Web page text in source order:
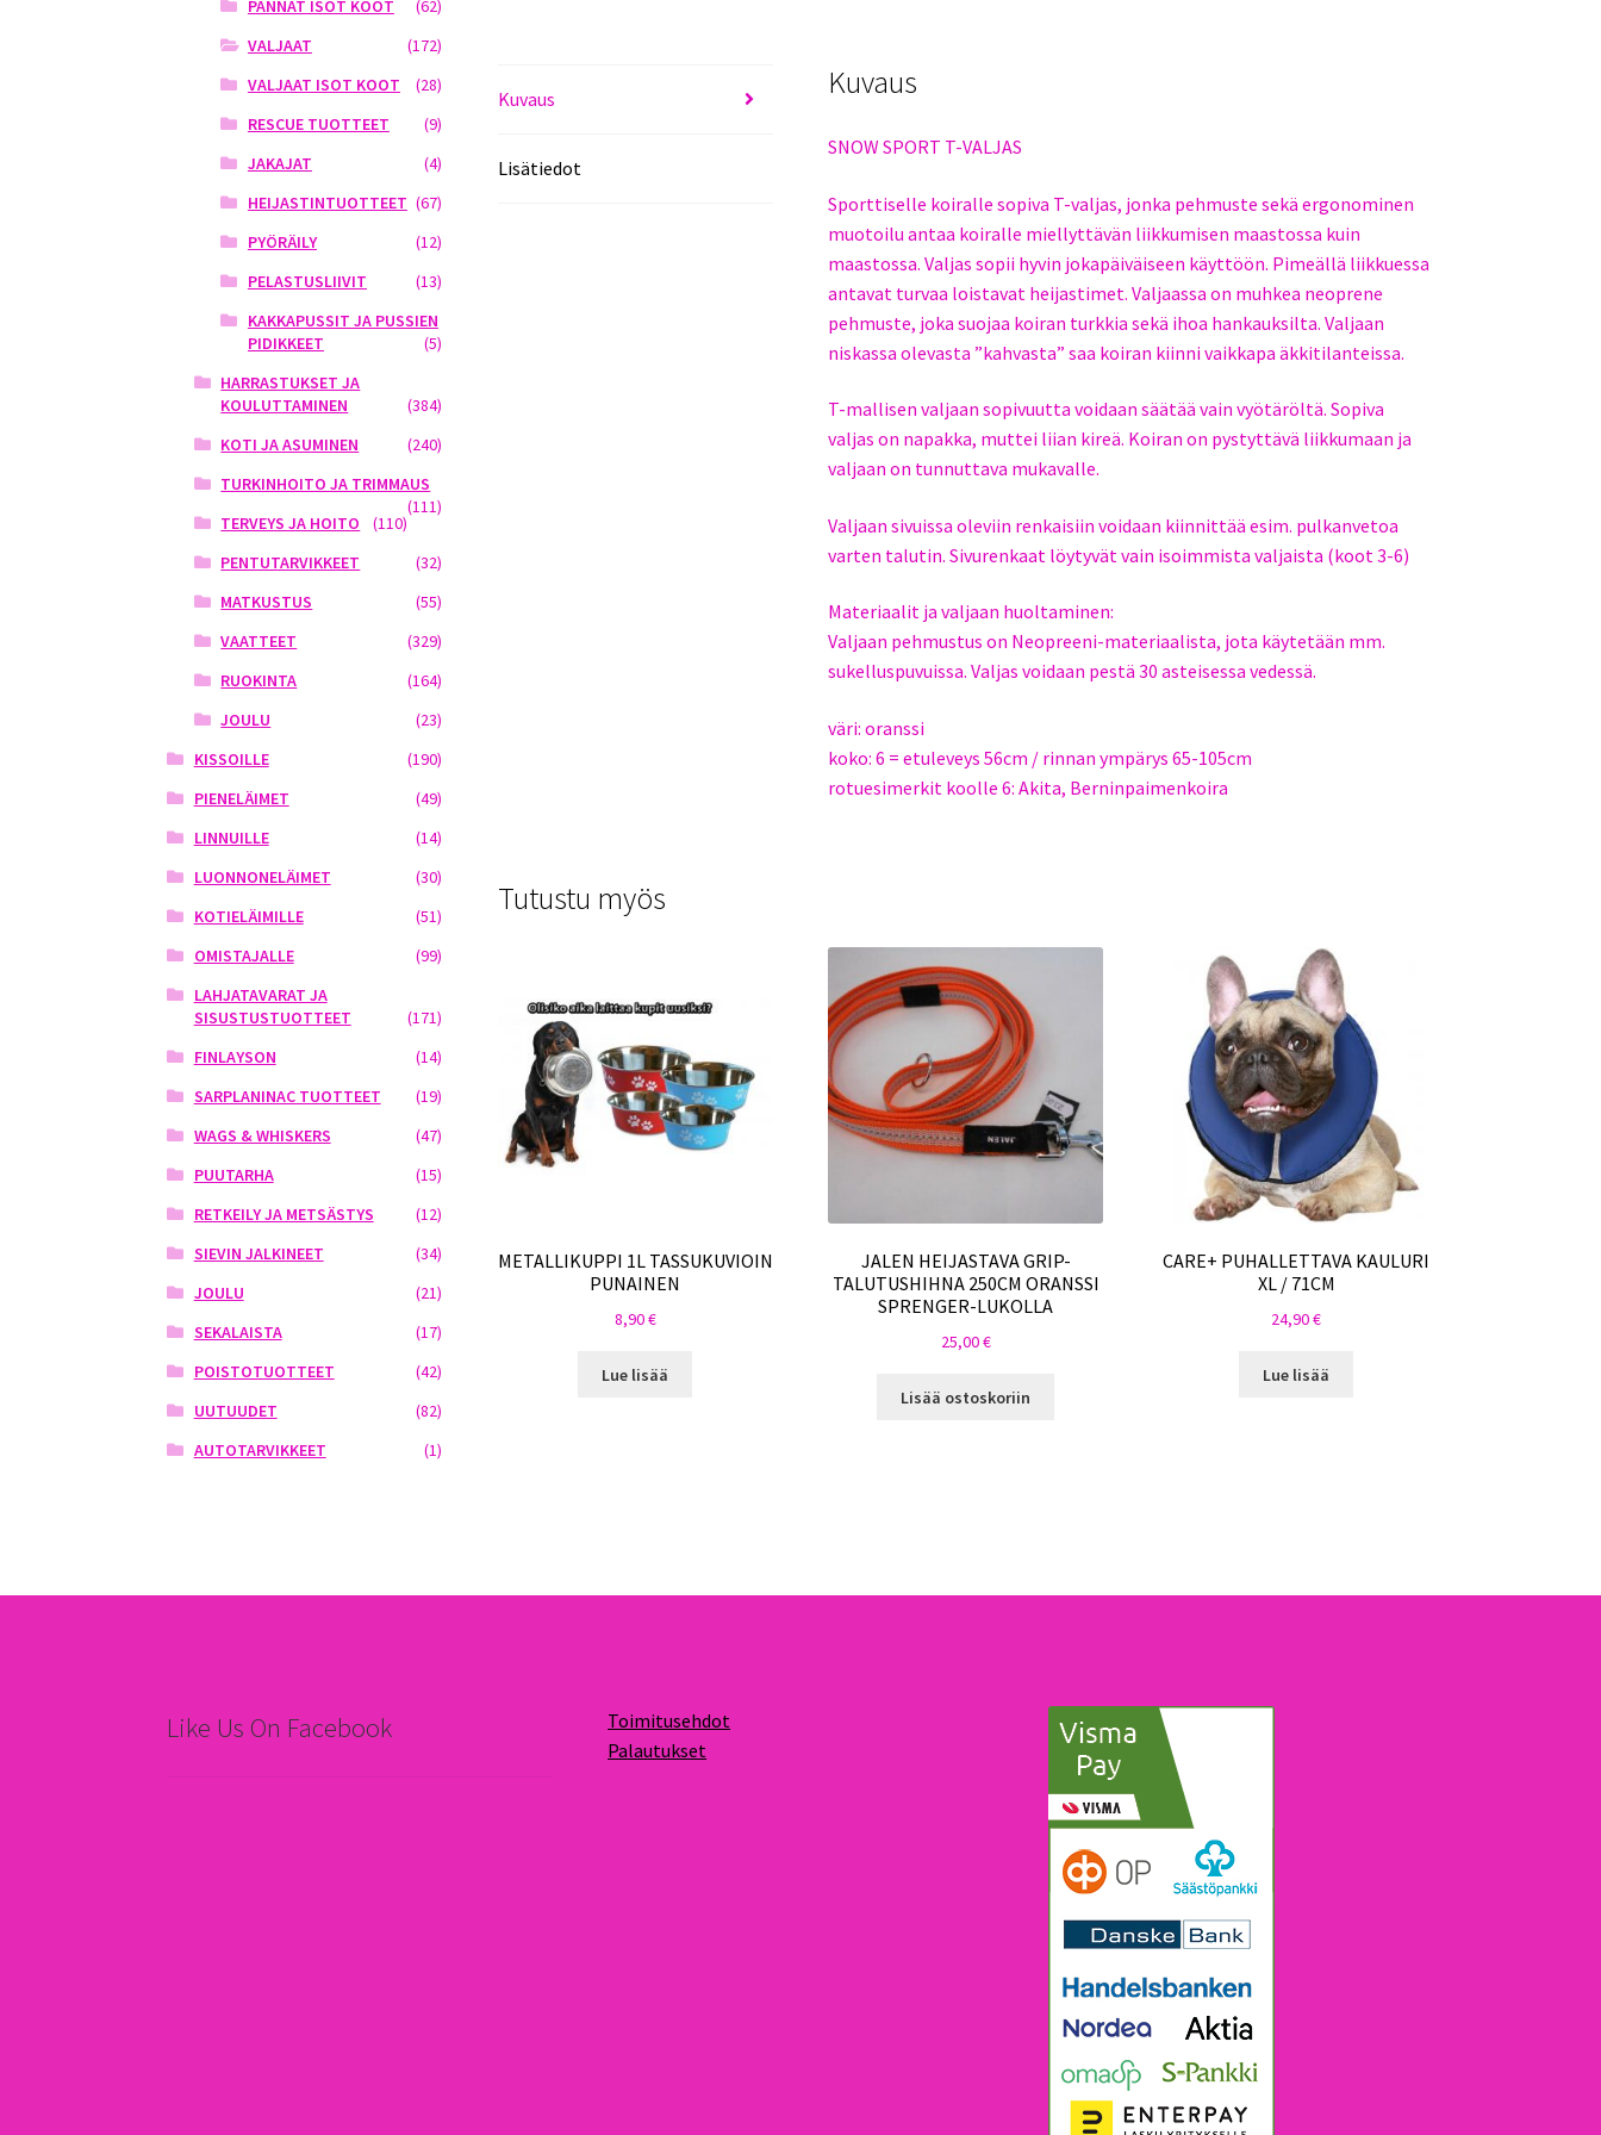
Kuvaus
Lisätiedot
Kuvaus
SNOW SPORT T-VALJAS
Sporttiselle koiralle sopiva T-valjas, jonka pehmuste sekä ergonominen
muotoilu antaa koiralle miellyttävän liikkumisen maastossa kuin
maastossa. Valjas sopii hyvin jokapäiväiseen käyttöön. Pimeällä liikkuessa
antavat turvaa loistavat heijastimet. Valjaassa on muhkea neoprene
pehmuste, joka suojaa koiran turkkia sekä ihoa hankauksilta. Valjaan
niskassa olevasta ”kahvasta” saa koiran kiinni vaikkapa äkkitilanteissa.
T-mallisen valjaan sopivuutta voidaan säätää vain vyötäröltä. Sopiva
valjas on napakka, muttei liian kireä. Koiran on pystyttävä liikkumaan ja
valjaan on tunnuttava mukavalle.
Valjaan sivuissa oleviin renkaisiin voidaan kiinnittää esim. pulkanvetoa
varten talutin. Sivurenkaat löytyvät vain isoimmista valjaista (koot 3-6)
Materiaalit ja valjaan huoltaminen:
Valjaan pehmustus on Neopreeni-materiaalista, jota käytetään mm.
sukelluspuvuissa. Valjas voidaan pestä 30 asteisessa vedessä.
väri: oranssi
koko: 6 = etuleveys 56cm / rinnan ympärys 65-105cm
rotuesimerkit koolle 6: Akita, Berninpaimenkoira
Tutustu myös
METALLIKUPPI 1L TASSUKUVIOIN
PUNAINEN
8,90€
Lue lisää
JALEN HEIJASTAVA GRIP-
TALUTUSHIHNA 250CM ORANSSI
SPRENGER-LUKOLLA
25,00€
Lisää ostoskoriin
CARE+ PUHALLETTAVA KAULURI
XL / 71CM
24,90€
Lue lisää
PANNAT ISOT KOOT
(62)
VALJAAT
(172)
VALJAAT ISOT KOOT
(28)
RESCUE TUOTTEET
(9)
JAKAJAT
(4)
HEIJASTINTUOTTEET (67)
PYÖRÄILY
(12)
PELASTUSLIIVIT
(13)
KAKKAPUSSIT JA PUSSIEN
PIDIKKEET
(5)
HARRASTUKSET JA
KOULUTTAMINEN
(384)
KOTI JA ASUMINEN
(240)
TURKINHOITO JA TRIMMAUS
(111)
TERVEYS JA HOITO
(110)
PENTUTARVIKKEET
(32)
MATKUSTUS
(55)
VAATTEET
(329)
RUOKINTA
(164)
JOULU
(23)
KISSOILLE
(190)
PIENELÄIMET
(49)
LINNUILLE
(14)
LUONNONELÄIMET
(30)
KOTIELÄIMILLE
(51)
OMISTAJALLE
(99)
LAHJATAVARAT JA
SISUSTUSTUOTTEET
(171)
FINLAYSON
(14)
SARPLANINAC TUOTTEET
(19)
WAGS & WHISKERS
(47)
PUUTARHA
(15)
RETKEILY JA METSÄSTYS
(12)
SIEVIN JALKINEET
(34)
JOULU
(21)
SEKALAISTA
(17)
POISTOTUOTTEET
(42)
UUTUUDET
(82)
AUTOTARVIKKEET
(1)
Like Us On Facebook
Toimitusehdot
Palautukset